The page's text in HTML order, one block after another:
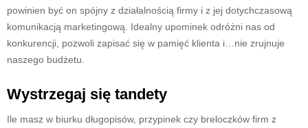
powinien być on spójny z działalnością firmy i z jej dotychczasową
komunikacją marketingową. Idealny upominek odróżni nas od
konkurencji, pozwoli zapisać się w pamięć klienta i…nie zrujnuje
naszego budżetu.
Wystrzegaj się tandety
Ile masz w biurku długopisów, przypinek czy breloczków firm z